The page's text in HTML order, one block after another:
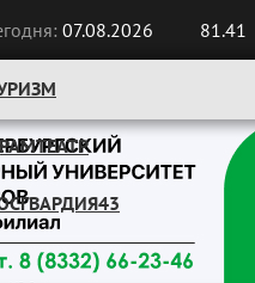
07.08.2026 81.41